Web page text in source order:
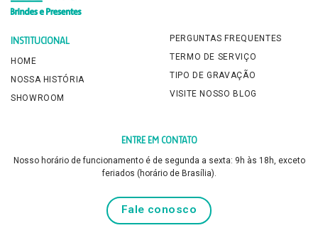
INSTITUCIONAL
HOME
NOSSA HISTÓRIA
SHOWROOM
PERGUNTAS FREQUENTES
TERMO DE SERVIÇO
TIPO DE GRAVAÇÃO
VISITE NOSSO BLOG
ENTRE EM CONTATO
Nosso horário de funcionamento é de segunda a sexta: 9h às 18h, exceto
feriados (horário de Brasília).
Fale conosco